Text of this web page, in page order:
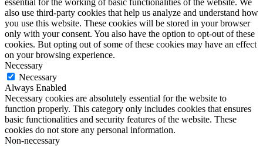
also use third-party cookies that help us analyze and understand how
you use this website. These cookies will be stored in your browser
only with your consent. You also have the option to opt-out of these
cookies. But opting out of some of these cookies may have an effect
on your browsing experience.
Necessary
Necessary
Always Enabled
Necessary cookies are absolutely essential for the website to
function properly. This category only includes cookies that ensures
basic functionalities and security features of the website. These
cookies do not store any personal information.
Non-necessary